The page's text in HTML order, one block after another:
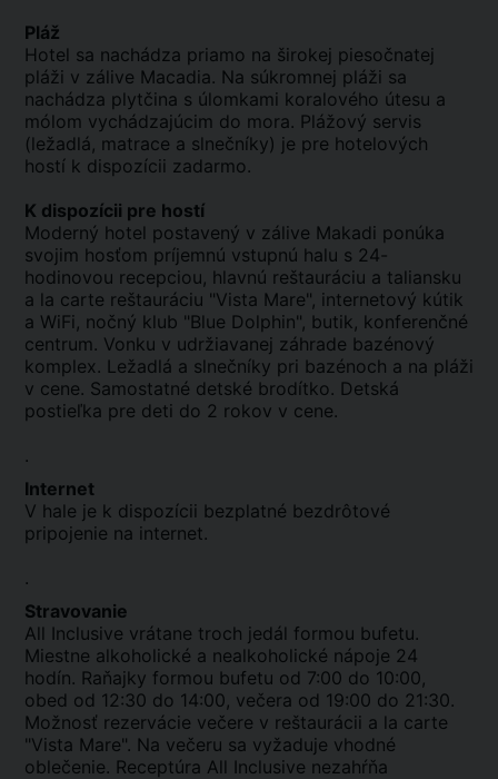
Pláž
Hotel sa nachádza priamo na širokej piesočnatej
pláži v zálive Macadia. Na súkromnej pláži sa
nachádza plytčina s úlomkami koralového útesu a
mólom vychádzajúcim do mora. Plážový servis
(ležadlá, matrace a slnečníky) je pre hotelových
hostí k dispozícii zadarmo.
K dispozícii pre hostí
Moderný hotel postavený v zálive Makadi ponúka
svojim hosťom príjemnú vstupnú halu s 24-
hodinovou recepciou, hlavnú reštauráciu a taliansku
a la carte reštauráciu "Vista Mare", internetový kútik
a WiFi, nočný klub "Blue Dolphin", butik, konferenčné
centrum. Vonku v udržiavanej záhrade bazénový
komplex. Ležadlá a slnečníky pri bazénoch a na pláži
v cene. Samostatné detské brodítko. Detská
postieľka pre deti do 2 rokov v cene.
.
Internet
V hale je k dispozícii bezplatné bezdrôtové
pripojenie na internet.
.
Stravovanie
All Inclusive vrátane troch jedál formou bufetu.
Miestne alkoholické a nealkoholické nápoje 24
hodín. Raňajky formou bufetu od 7:00 do 10:00,
obed od 12:30 do 14:00, večera od 19:00 do 21:30.
Možnosť rezervácie večere v reštaurácii a la carte
"Vista Mare". Na večeru sa vyžaduje vhodné
oblečenie. Receptúra All Inclusive nezahŕňa